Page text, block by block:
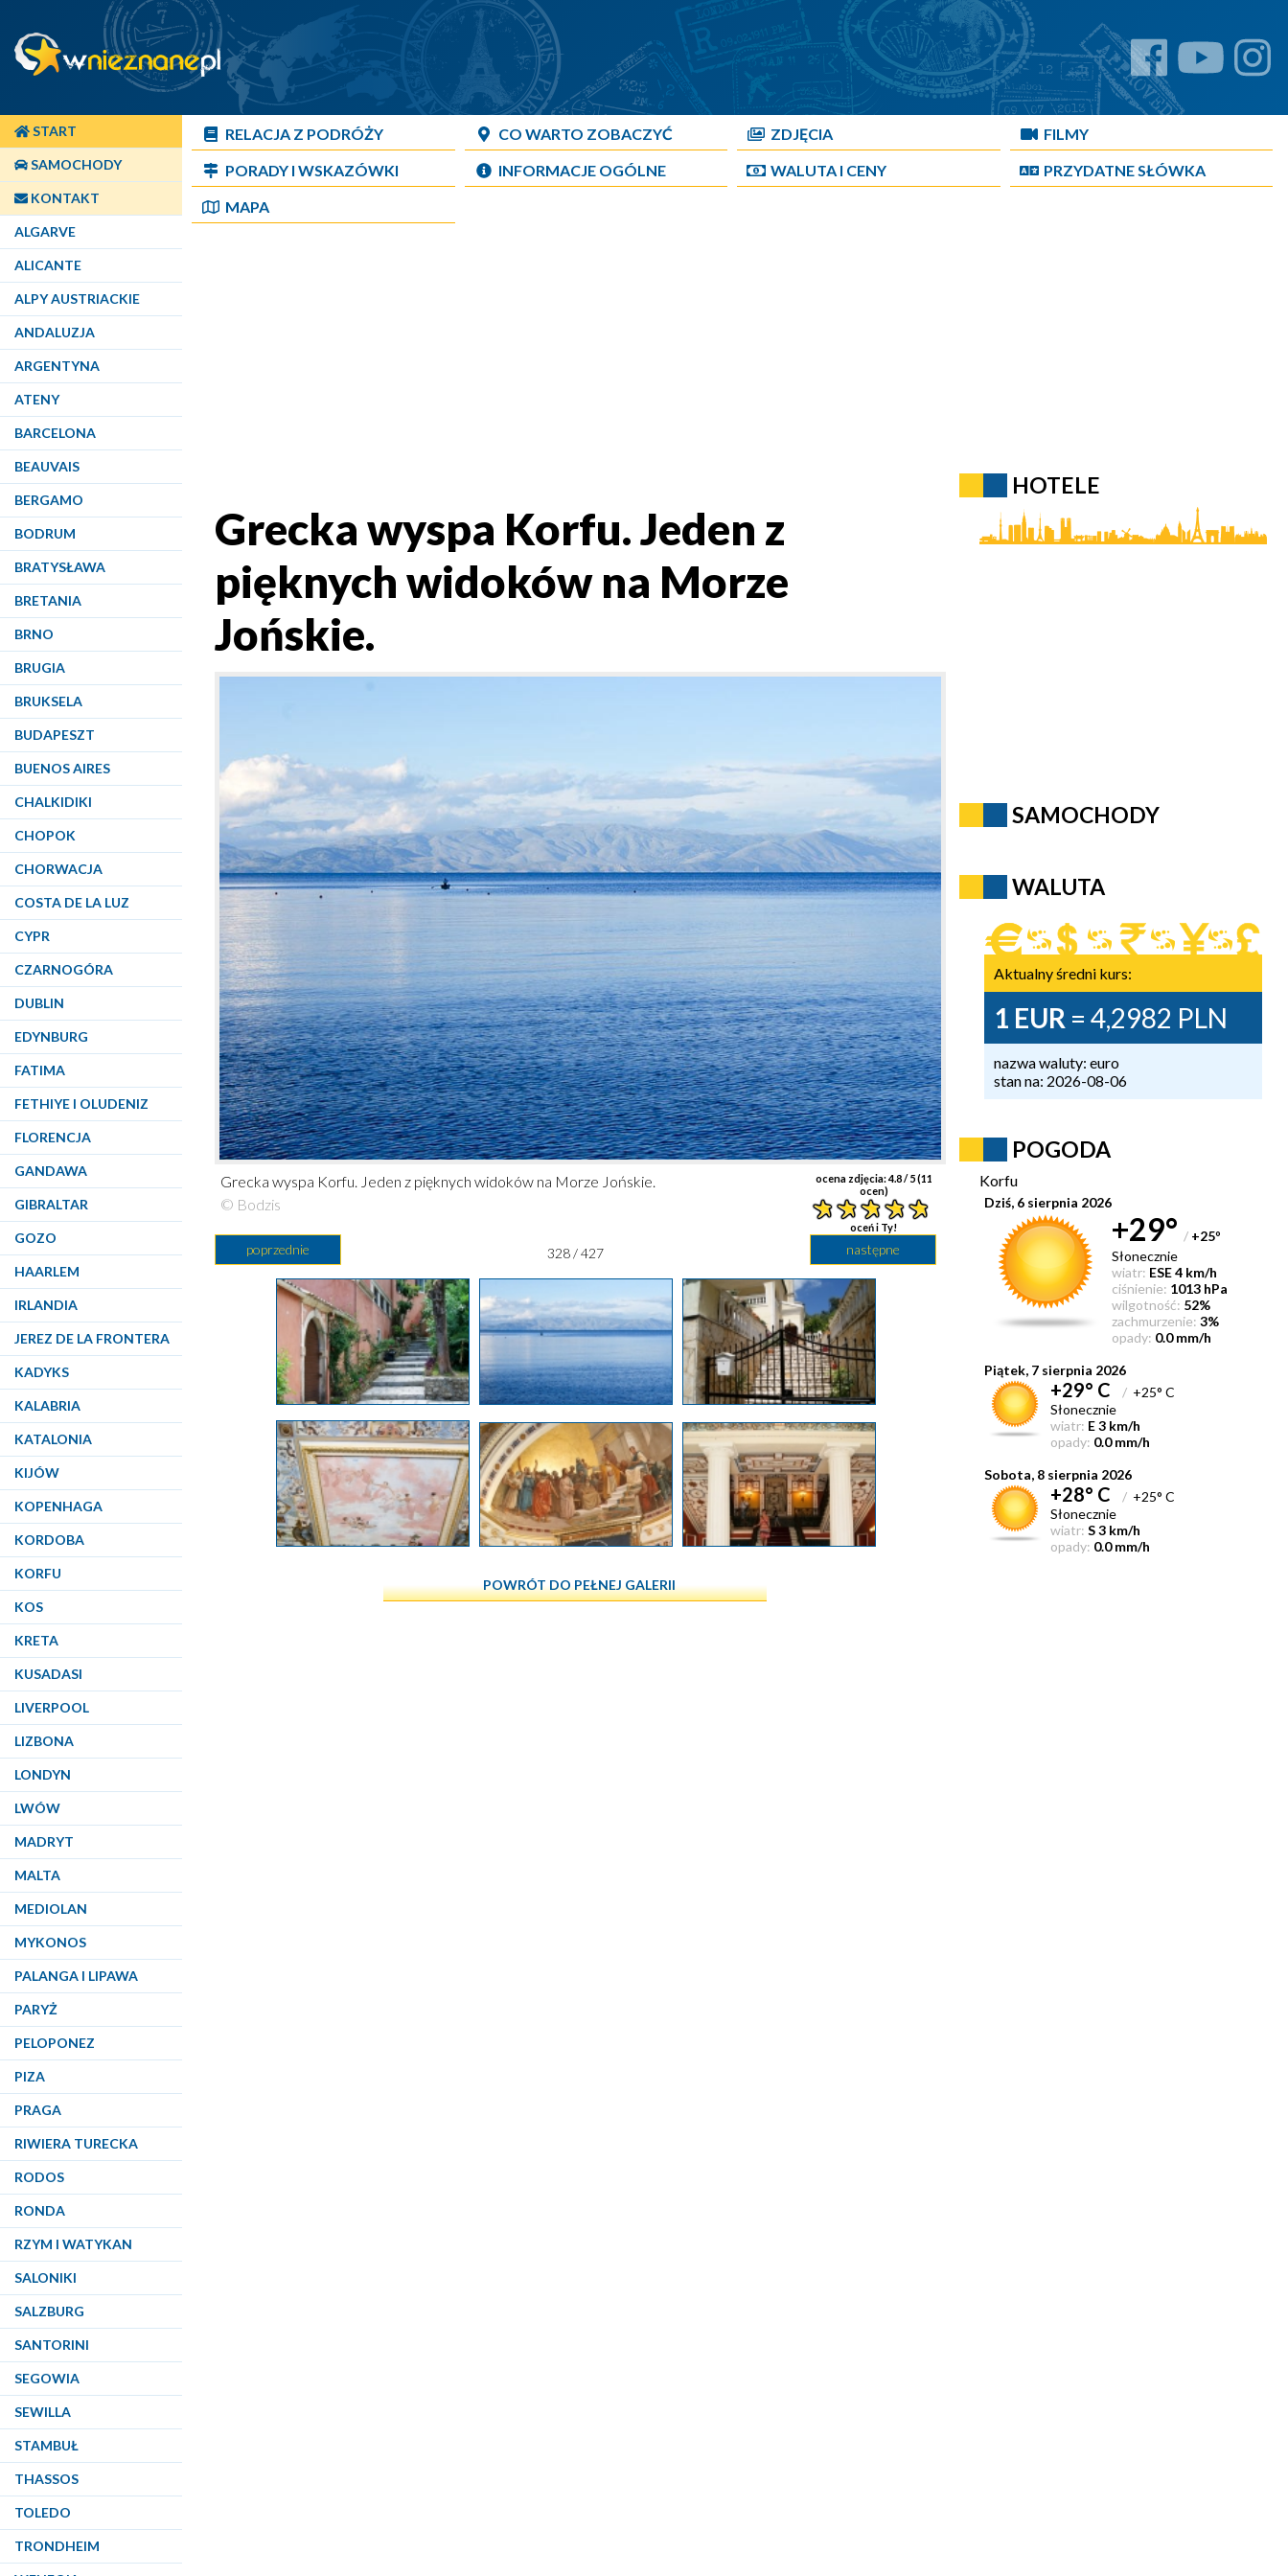
START
SAMOCHODY
KONTAKT
ALGARVE
ALICANTE
ALPY AUSTRIACKIE
ANDALUZJA
ARGENTYNA
ATENY
BARCELONA
BEAUVAIS
BERGAMO
BODRUM
BRATYSŁAWA
BRETANIA
BRNO
BRUGIA
BRUKSELA
BUDAPESZT
BUENOS AIRES
CHALKIDIKI
CHOPOK
CHORWACJA
COSTA DE LA LUZ
CYPR
CZARNOGÓRA
DUBLIN
EDYNBURG
FATIMA
FETHIYE I OLUDENIZ
FLORENCJA
GANDAWA
GIBRALTAR
GOZO
HAARLEM
IRLANDIA
JEREZ DE LA FRONTERA
KADYKS
KALABRIA
KATALONIA
KIJÓW
KOPENHAGA
KORDOBA
KORFU
KOS
KRETA
KUSADASI
LIVERPOOL
LIZBONA
LONDYN
LWÓW
MADRYT
MALTA
MEDIOLAN
MYKONOS
PALANGA I LIPAWA
PARYŻ
PELOPONEZ
PIZA
PRAGA
RIWIERA TURECKA
RODOS
RONDA
RZYM I WATYKAN
SALONIKI
SALZBURG
SANTORINI
SEGOWIA
SEWILLA
STAMBUŁ
THASSOS
TOLEDO
TRONDHEIM
RELACJA Z PODRÓŻY CO WARTO ZOBACZYĆ ZDJĘCIA
FILMY
PORADY I WSKAZÓWKI
INFORMACJE OGÓLNE WALUTA I CENY
PRZYDATNE SŁÓWKA
MAPA
Grecka wyspa Korfu. Jeden z
pięknych widoków na Morze
Jońskie.
ocena zdjęcia:4.8/ 5 (11
ocen)
oceń i Ty!
Grecka wyspa Korfu. Jeden z pięknych widoków na Morze Jońskie.
© Bodzis
poprzednie następne
328 / 427
POWRÓT DO PEŁNEJ GALERII
HOTELE
SAMOCHODY
WALUTA
Aktualny średni kurs:
1 EUR = 4,2982 PLN
nazwa waluty: euro
stan na: 2026-08-06
POGODA
Korfu
Dziś, 6 sierpnia 2026
+29° / +25°
Słonecznie
wiatr: ESE 4 km/h
ciśnienie: 1013 hPa
wilgotność: 52%
zachmurzenie: 3%
opady: 0.0 mm/h
Piątek, 7 sierpnia 2026
+29° C / +25° C
Słonecznie
wiatr: E 3 km/h
opady: 0.0 mm/h
Sobota, 8 sierpnia 2026
+28° C / +25° C
Słonecznie
wiatr: S 3 km/h
opady: 0.0 mm/h